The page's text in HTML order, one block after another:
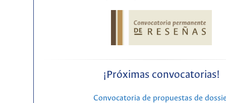
¡Próximas convocatorias!
Convocatoria de propuestas de